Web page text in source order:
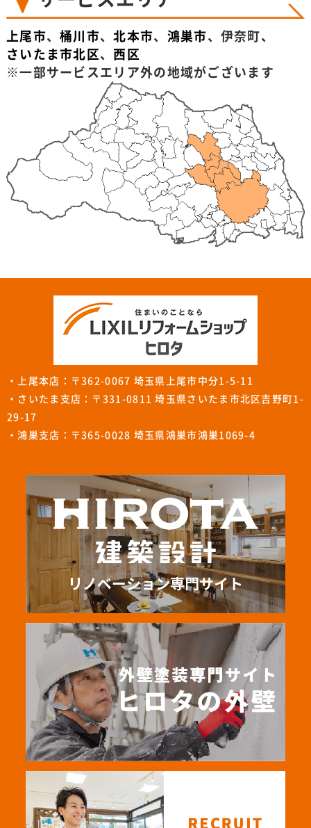
上尾市、桶川市、北本市、 鴻巣市、伊奈町、
さいたま市北区、 西区
※一部サービスエリア外の地域がございます
・上尾本店：〒362-0067 埼玉県上尾市中分1-5-11
・さいたま支店：〒331-0811 埼玉県さいたま市北区吉野町1-
29-17
・鴻巣支店：〒365-0028 埼玉県鴻巣市鴻巣1069-4